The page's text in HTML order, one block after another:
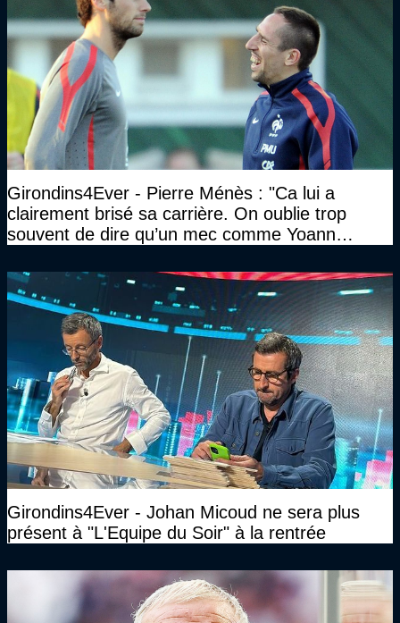
Girondins4Ever - Pierre Ménès : "Ca lui a
clairement brisé sa carrière. On oublie trop
souvent de dire qu’un mec comme Yoann
Girondins4Ever - Johan Micoud ne sera plus
présent à "L'Equipe du Soir" à la rentrée